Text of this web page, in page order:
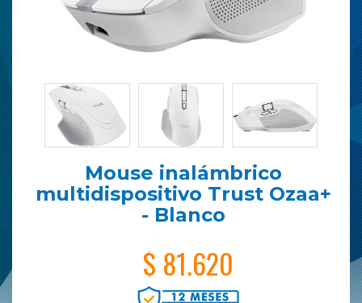
Mouse inalámbrico
multidispositivo Trust Ozaa+
- Blanco
$ 81.620